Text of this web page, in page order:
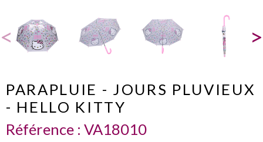
PARAPLUIE - JOURS PLUVIEUX
- HELLO KITTY
Référence : VA18010